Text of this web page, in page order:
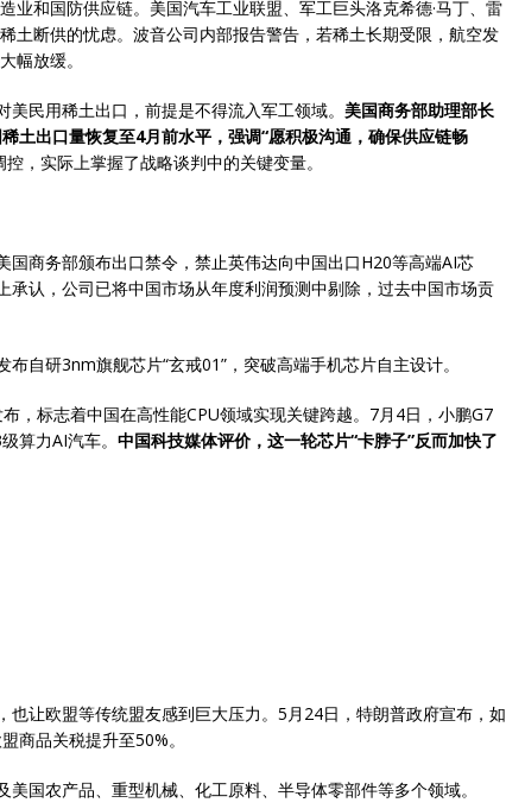
业和国防供应链。美国汽车工业联盟、军工巨头洛克希德·马丁、雷
土断供的忧虑。波音公司内部报告警告，若稀土长期受限，航空发
幅放缓。
民用稀土出口，前提是不得流入军工领域。 美国商务部助理部长
土出口量恢复至4月前水平，强调“愿积极沟通，确保供应链畅
，实际上掌握了战略谈判中的关键变量。
国商务部颁布出口禁令，禁止英伟达向中国出口H20等高端AI芯
承认，公司已将中国市场从年度利润预测中剔除，过去中国市场贡
自研3nm旗舰芯片“玄戒01”，突破高端手机芯片自主设计。
，标志着中国在高性能CPU领域实现关键跨越。7月4日，小鹏G7
算力AI汽车。 中国科技媒体评价，这一轮芯片“卡脖子”反而加快了
也让欧盟等传统盟友感到巨大压力。5月24日，特朗普政府宣布，如
商品关税提升至50%。
国农产品、重型机械、化工原料、半导体零部件等多个领域。